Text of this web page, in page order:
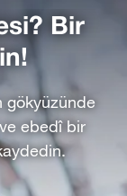
Bir
gökyüzünde
ve ebedî bir